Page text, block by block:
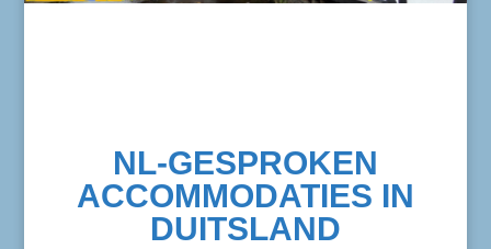
NL-GESPROKEN
ACCOMMODATIES IN
DUITSLAND